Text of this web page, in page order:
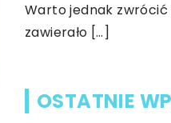
Warto jednak zwrócić
zawierało […]
OSTATNIE